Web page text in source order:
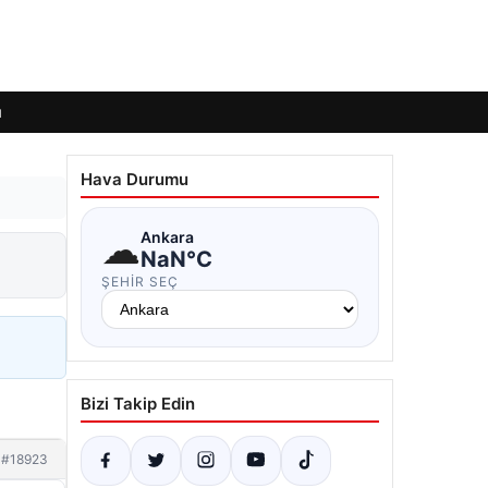
#18923
Hava Durumu
☁Ankara
NaN°C
ŞEHIR SEÇ
Bizi Takip Edin